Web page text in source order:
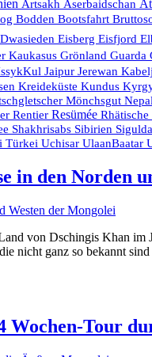
Artsakh Aserbaidschan
Bodden Bootsfahrt
Dwasieden Eisberg Eisfjord
Kaukasus Grönland Guarda
Jaipur Jerewan
Kreideküste Kundus
Mönchsgut Nepal
Rentier Resümée Rhätische
Shakhrisabs Sibirien Sigulda
Türkei Uchisar UlaanBaatar
in den Norden
von Dschingis Khan
nicht ganz so bekannt
Wochen-Tour